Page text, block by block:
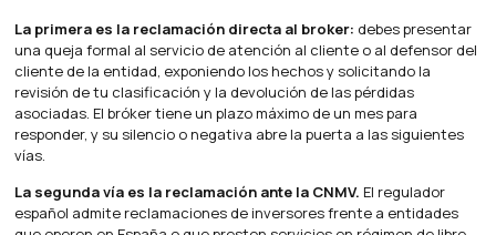
La primera es la reclamación directa al broker: debes presentar
una queja formal al servicio de atención al cliente o al defensor del
cliente de la entidad, exponiendo los hechos y solicitando la
revisión de tu clasificación y la devolución de las pérdidas
asociadas. El bróker tiene un plazo máximo de un mes para
responder, y su silencio o negativa abre la puerta a las siguientes
vías.
La segunda vía es la reclamación ante la CNMV. El regulador
español admite reclamaciones de inversores frente a entidades